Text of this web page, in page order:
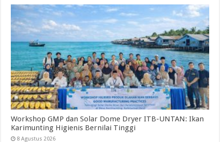
Workshop GMP dan Solar Dome Dryer ITB-UNTAN: Ikan
Karimunting Higienis Bernilai Tinggi
8 Agustus 2026